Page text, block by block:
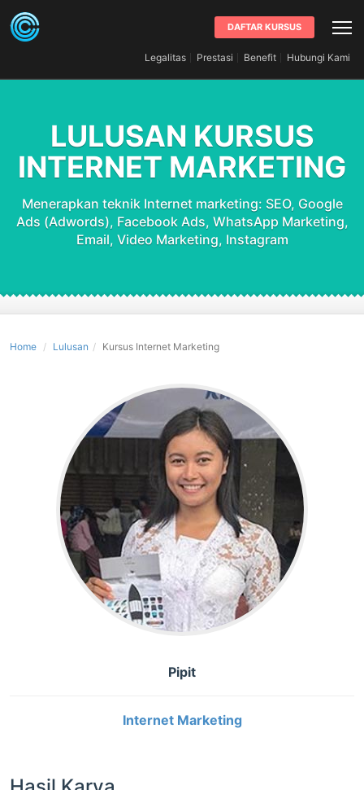
DAFTAR KURSUS
Legalitas Prestasi Benefit Hubungi Kami
LULUSAN KURSUS
INTERNET MARKETING
Menerapkan teknik Internet marketing: SEO, Google
Ads (Adwords), Facebook Ads, WhatsApp Marketing,
Email, Video Marketing, Instagram
Home Lulusan Kursus Internet Marketing
Pipit
Internet Marketing